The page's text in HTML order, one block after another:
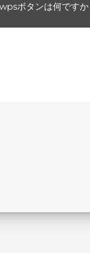
ボタンは何ですか